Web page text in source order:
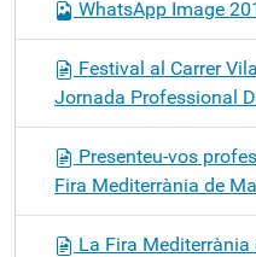
WhatsApp Image
Festival al Carrer
Jornada Professional
Presenteu-vos
Fira Mediterrània de
La Fira